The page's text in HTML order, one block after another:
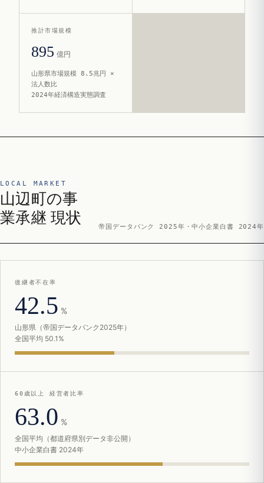
推計市場規模
895 億円
山形県市場規模 8.5兆円 ×
法人数比
2024年経済構造実態調査
LOCAL MARKET
山辺町の事
業承継 現状
帝国データバンク 2025年・中小企業白書 2024年
後継者不在率
42.5 %
山形県（帝国データバンク2025年）
全国平均 50.1%
60歳以上 経営者比率
63.0 %
全国平均（都道府県別データ非公開）
中小企業白書 2024年